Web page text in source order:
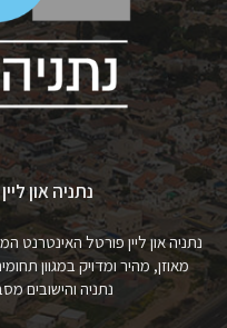
נתניה און
נתניה און ליין פורטל האינטרנט
מאוזן, מהיר ומדויק במגוון
נתניה והישובים מסביב.